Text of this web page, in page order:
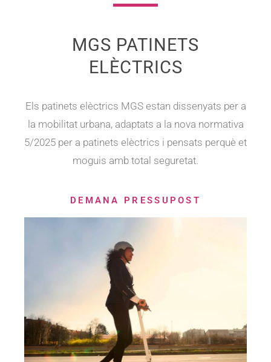
MGS PATINETS
ELÈCTRICS
Els patinets elèctrics MGS estan dissenyats per a
la mobilitat urbana, adaptats a la nova normativa
5/2025 per a patinets elèctrics i pensats perquè et
moguis amb total seguretat.
DEMANA PRESSUPOST